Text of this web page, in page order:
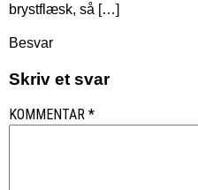
brystflæsk, så […]
Besvar
Skriv et svar
KOMMENTAR *